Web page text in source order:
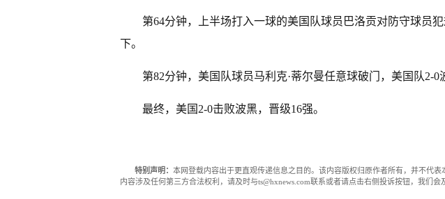
第64分钟，上半场打入一球的美国队球员巴洛贡对防守球员
下。
第82分钟，美国队球员马利克·蒂尔曼任意球破门，美国队2-0
最终，美国2-0击败波黑，晋级16强。
特别声明： 本网登载内容出于更直观传递信息之目的。该内容版权归原作者所有，并不代
内容涉及任何第三方合法权利，请及时与ts@hxnews.com联系或者请点击右侧投诉按钮，我们会